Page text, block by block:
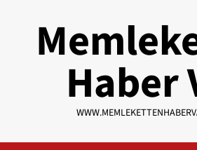
Haber